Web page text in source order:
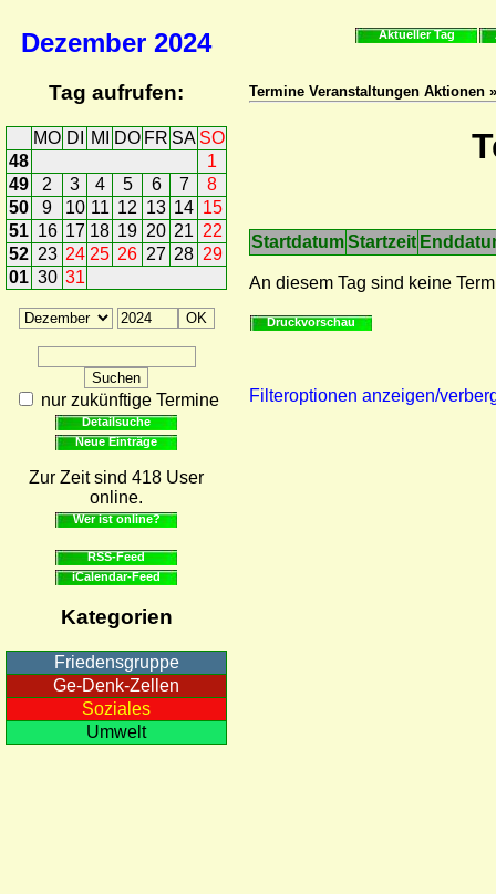
Dezember 2024
Tag aufrufen:
MO DI MI DO FR SA SO
48
1
49
2 3 4 5 6 7
8
50
9 10 11 12 13 14 15
51 16 17 18 19 20 21 22
52 23 24 25 26 27 28 29
01 30 31
nur zukünftige Termine
Detailsuche
Neue Einträge
Zur Zeit sind 418 User
online.
Wer ist online?
RSS-Feed
iCalendar-Feed
Kategorien
Friedensgruppe
Ge-Denk-Zellen
Soziales
Umwelt
Aktueller Tag
Termine Veranstaltungen Aktionen
StartdatumStartzeit
An diesem Tag sind keine
Druckvorschau
Filteroptionen anzeigen/